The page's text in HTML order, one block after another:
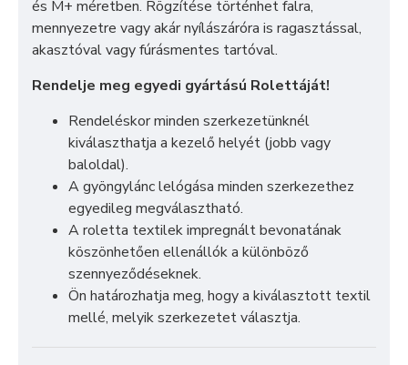
és M+ méretben. Rögzítése történhet falra,
mennyezetre vagy akár nyílászáróra is ragasztással,
akasztóval vagy fúrásmentes tartóval.
Rendelje meg egyedi gyártású Rolettáját!
Rendeléskor minden szerkezetünknél
kiválaszthatja a kezelő helyét (jobb vagy
baloldal).
A gyöngylánc lelógása minden szerkezethez
egyedileg megválasztható.
A roletta textilek impregnált bevonatának
köszönhetően ellenállók a különböző
szennyeződéseknek.
Ön határozhatja meg, hogy a kiválasztott textil
mellé, melyik szerkezetet választja.